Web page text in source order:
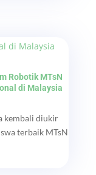
Robotik MTsN
di Malaysia
kembali diukir
terbaik MTsN